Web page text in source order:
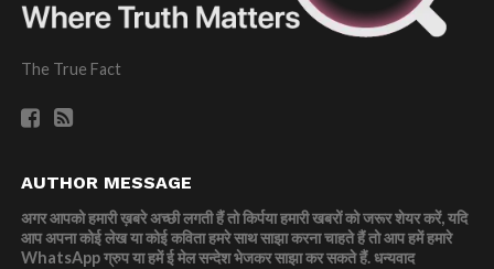
The True Fact
AUTHOR MESSAGE
अगर आपको हमारी ख़बरे अच्छी लगती हैं तो किर्पया हमारी खबरों को जरूर शेयर करें, यदि
आप अपना कोई लेख या कोई कविता हमरे साथ साझा करना चाहते हैं तो आप हमें हमारे
WhatsApp ग्रुप या हमें ई मेल सन्देश भेजकर साझा कर सकते हैं.धन्यवाद